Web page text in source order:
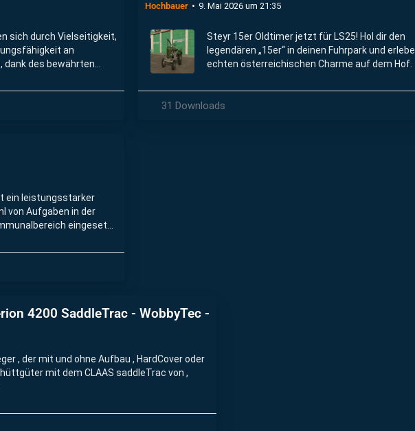
sich durch Vielseitigkeit,
an
dank des bewährten
Hochbauer 9. Mai 2026 um 21:35
Steyr 15er Oldtimer jetzt für LS25! Hol dir den
legendären „15er“ in deinen Fuhrpark und erlebe
echten österreichischen Charme auf dem Hof.
31 Downloads
ein leistungsstarker
von Aufgaben in der
eingesetzt
4200 SaddleTrac - WobbyTec -
, der mit und ohne Aufbau , HardCover oder
mit dem CLAAS saddleTrac von ,